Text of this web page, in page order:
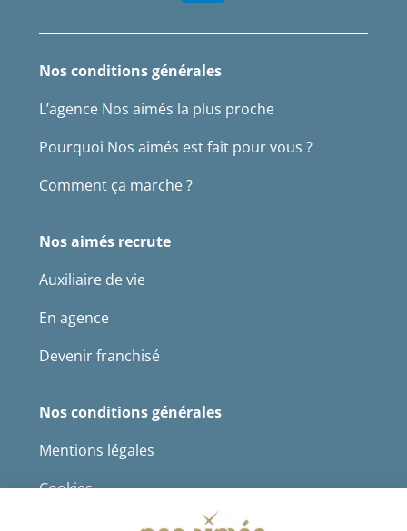
Nos conditions générales
L’agence Nos aimés la plus proche
Pourquoi Nos aimés est fait pour vous ?
Comment ça marche ?
Nos aimés recrute
Auxiliaire de vie
En agence
Devenir franchisé
Nos conditions générales
Mentions légales
Cookies
Protection des données à caractère personnel